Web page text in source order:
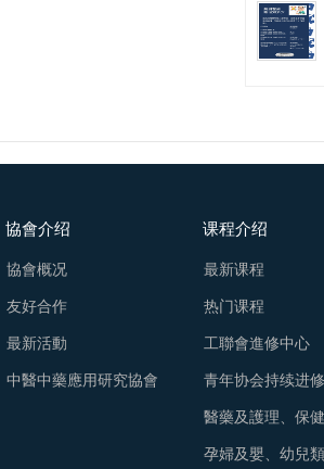
協會介绍
協會概况
友好合作
最新活動
中醫中藥應用研究協會
课程介绍
最新课程
热门课程
工聯會進修中心
青年协会持续进
醫藥及護理、保
孕婦及嬰、幼兒